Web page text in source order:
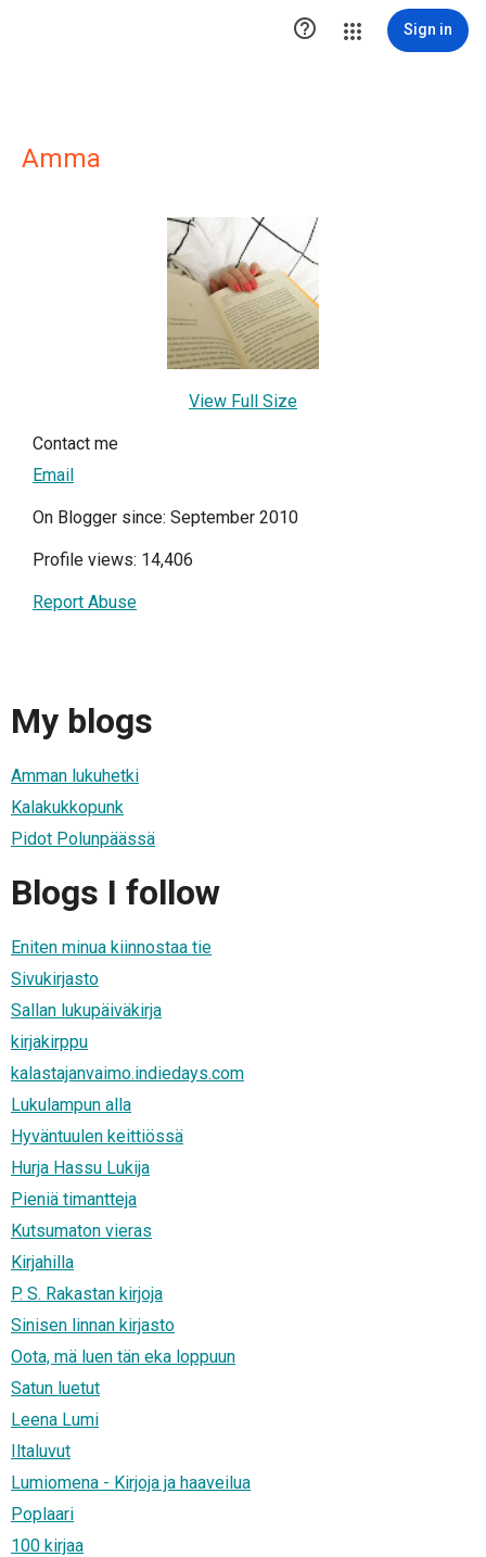
 Sign in
Amma
View Full Size
Contact me
Email
On Blogger since: September 2010
Profile views: 14,406
Report Abuse
My blogs
Amman lukuhetki
Kalakukkopunk
Pidot Polunpäässä
Blogs I follow
Eniten minua kiinnostaa tie
Sivukirjasto
Sallan lukupäiväkirja
kirjakirppu
kalastajanvaimo.indiedays.com
Lukulampun alla
Hyväntuulen keittiössä
Hurja Hassu Lukija
Pieniä timantteja
Kutsumaton vieras
Kirjahilla
P. S. Rakastan kirjoja
Sinisen linnan kirjasto
Oota, mä luen tän eka loppuun
Satun luetut
Leena Lumi
Iltaluvut
Lumiomena - Kirjoja ja haaveilua
Poplaari
100 kirjaa